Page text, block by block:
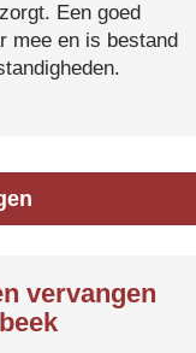
Een goed
mee en is bestand
vervangen